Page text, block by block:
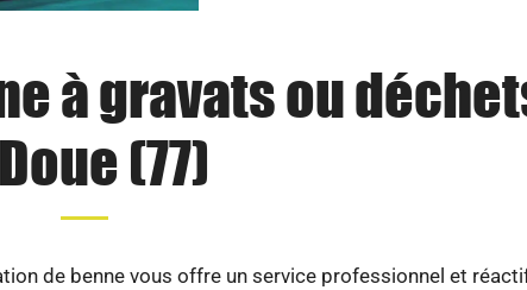
à gravats ou
(77)
de benne vous offre un service professionnel et